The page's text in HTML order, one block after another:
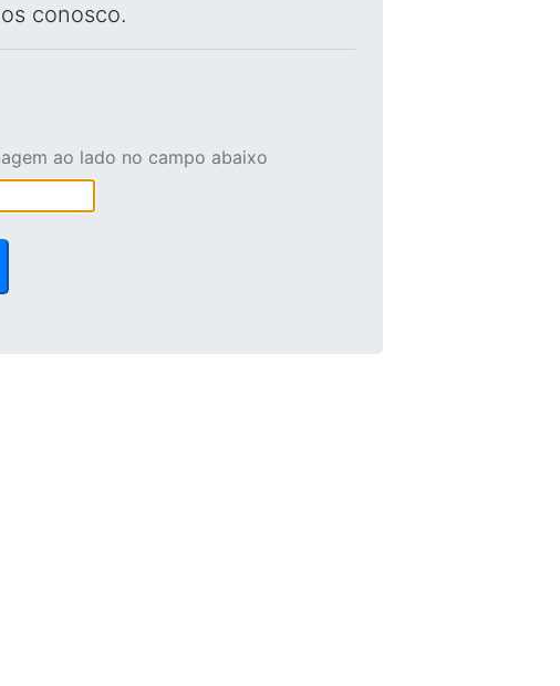
conosco.
ao lado no campo abaixo